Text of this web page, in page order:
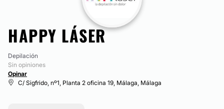
HAPPY LÁSER
Depilación
Sin opiniones
Opinar
C/ Sigfrido, nº1, Planta 2 oficina 19, Málaga, Málaga